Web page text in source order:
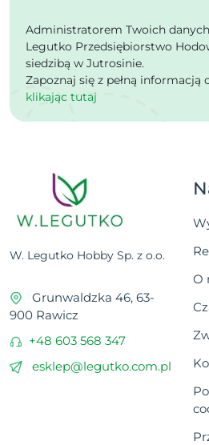
Administratorem Twoich
Legutko Przedsiębiorstwo
siedzibą w Jutrosinie.
Zapoznaj się z pełną
klikając tutaj
W. Legutko Hobby Sp. z o.o.
Grunwaldzka 46, 63-
900 Rawicz
+48 603 568 347
esklep@legutko.com.pl
O